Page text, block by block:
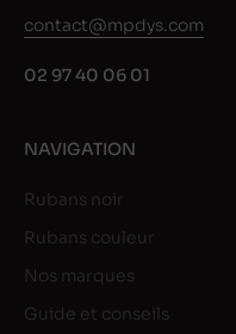
contact@mpdys.com
02 97 40 06 01
NAVIGATION
Rubans noir
Rubans couleur
Nos marques
Guide et conseils